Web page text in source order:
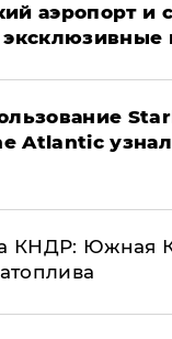
аэропорт и
Atlantic
КНДР: Южная